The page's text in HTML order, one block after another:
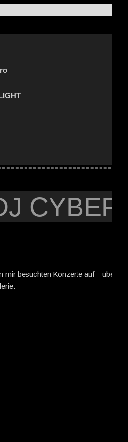
mir besuchten Konzerte auf – über